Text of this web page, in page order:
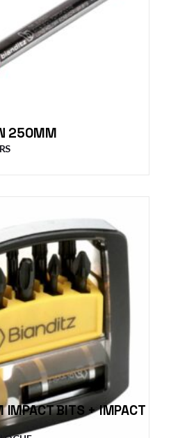
250MM
IMPACT BITS + IMPACT